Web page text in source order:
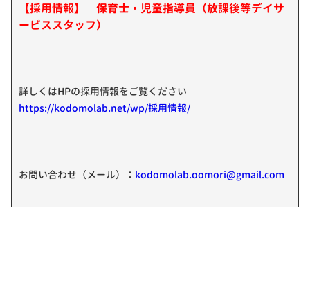
【採用情報】 保育士・児童指導員（放課後等デイサ
ービススタッフ）
詳しくはHPの採用情報をご覧ください
https://kodomolab.net/wp/採用情報/
お問い合わせ（メール）： kodomolab.oomori@gmail.com